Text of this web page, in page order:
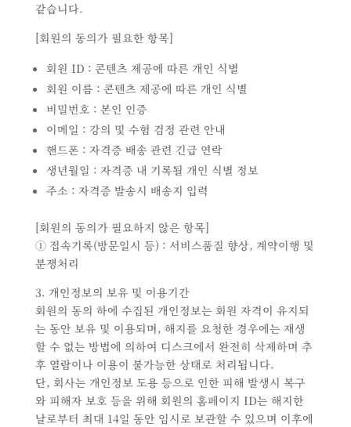
같습니다.
[회원의 동의가 필요한 항목]
회원 ID : 콘텐츠 제공에 따른 개인 식별
회원 이름 : 콘텐츠 제공에 따른 개인 식별
비밀번호 : 본인 인증
이메일 : 강의 및 수험 검정 관련 안내
핸드폰 : 자격증 배송 관련 긴급 연락
생년월일 : 자격증 내 기록될 개인 식별 정보
주소 : 자격증 발송시 배송지 입력
[회원의 동의가 필요하지 않은 항목]
① 접속기록(방문일시 등) : 서비스품질 향상, 계약이행 및
분쟁처리
3. 개인정보의 보유 및 이용기간
회원의 동의 하에 수집된 개인정보는 회원 자격이 유지되
는 동안 보유 및 이용되며, 해지를 요청한 경우에는 재생
할 수 없는 방법에 의하여 디스크에서 완전히 삭제하며 추
후 열람이나 이용이 불가능한 상태로 처리됩니다.
단, 회사는 개인정보 도용 등으로 인한 피해 발생시 복구
와 피해자 보호 등을 위해 회원의 홈페이지 ID는 해지한
날로부터 최대 14일 동안 임시로 보관할 수 있으며 이후에